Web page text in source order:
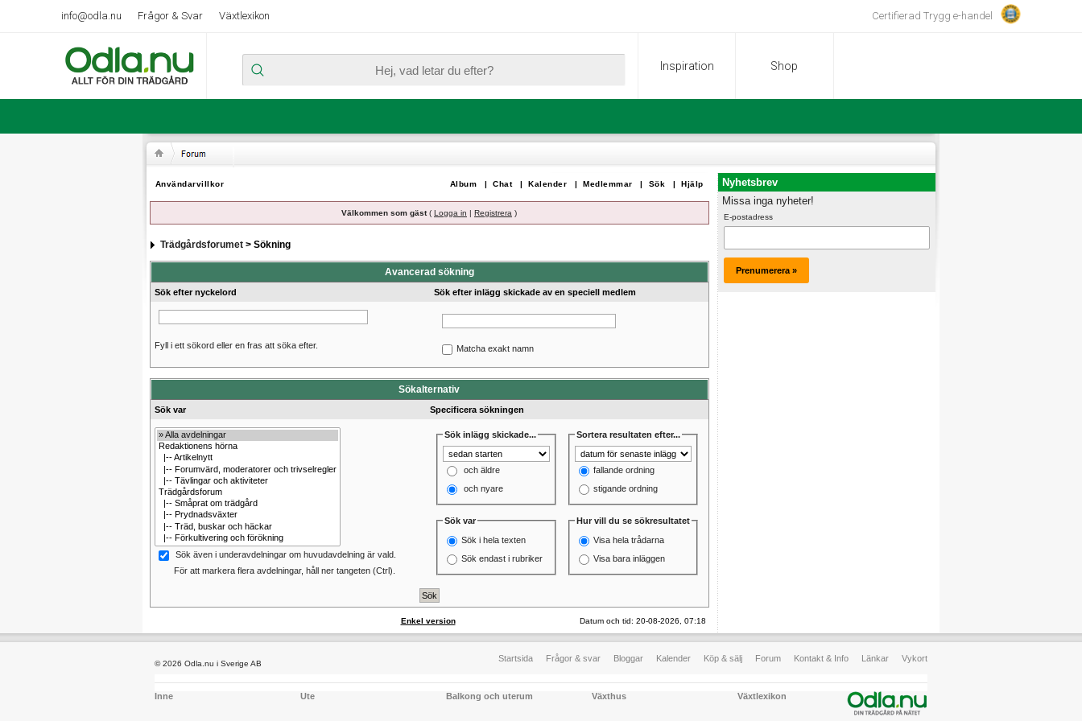
info@odla.nu Frågor & Svar Växtlexikon Certifierad Trygg e-handel
Inspiration Shop
Användarvillkor Hjälp
Sök |
Medlemmar |
Kalender |
Chat |
Album |
Välkommen som gäst( Logga in | Registrera )
Trädgårdsforumet> Sökning
Avancerad sökning
Sök efter nyckelord Sök efter inlägg skickade av en speciell medlem
Fyll i ett sökord eller en fras att söka efter. Matcha exakt namn
Sökalternativ
Sök var Specificera sökningen
Sök även i underavdelningar om huvudavdelning är vald.
För att markera flera avdelningar, håll ner tangeten (Ctrl).
Sök inlägg skickade...
och äldre
och nyare
Sortera resultaten efter...
fallande ordning
stigande ordning
Sök var
Sök i hela texten
Sök endast i rubriker
Hur vill du se sökresultatet
Visa hela trådarna
Visa bara inläggen
Enkel version Datum och tid: 20-08-2026, 07:18
Nyhetsbrev
Missa inga nyheter!
E-postadress
© 2026 Odla.nu i Sverige AB
Startsida Frågor & svar Bloggar Kalender Köp & sälj Forum Kontakt & Info Länkar Vykort
Inne Ute Balkong och uterum Växthus Växtlexikon